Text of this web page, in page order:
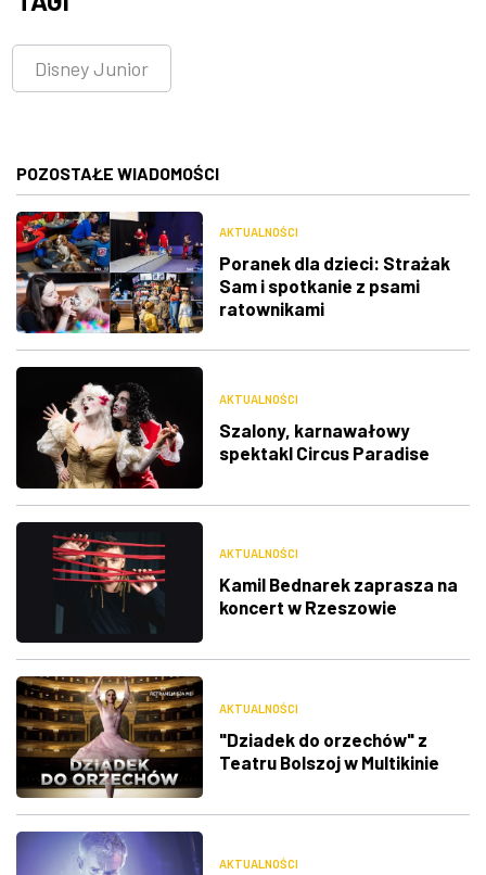
Disney Junior
POZOSTAŁE WIADOMOŚCI
AKTUALNOŚCI
Poranek dla dzieci: Strażak
Sam i spotkanie z psami
ratownikami
AKTUALNOŚCI
Szalony, karnawałowy
spektakl Circus Paradise
AKTUALNOŚCI
Kamil Bednarek zaprasza na
koncert w Rzeszowie
AKTUALNOŚCI
"Dziadek do orzechów" z
Teatru Bolszoj w Multikinie
AKTUALNOŚCI